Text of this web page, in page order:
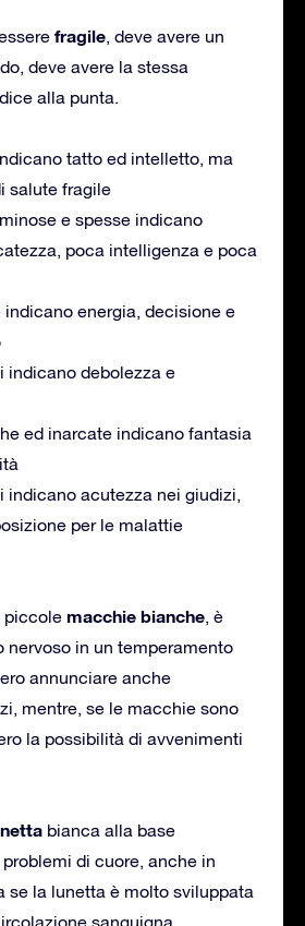
fragile, deve avere un
deve avere la stessa
alla punta.
tatto ed intelletto, ma
salute fragile
e spesse indicano
poca intelligenza e poca
indicano energia, decisione e
indicano debolezza e
ed inarcate indicano fantasia
indicano acutezza nei giudizi,
per le malattie
piccole macchie bianche, è
nervoso in un temperamento
annunciare anche
mentre, se le macchie sono
la possibilità di avvenimenti
bianca alla base
di cuore, anche in
se la lunetta è molto sviluppata
sanguigna.